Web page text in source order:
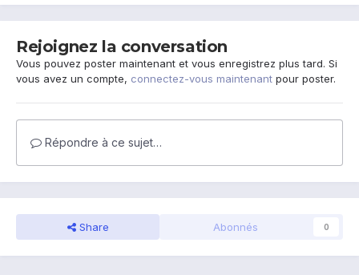
Rejoignez la conversation
Vous pouvez poster maintenant et vous enregistrez plus tard. Si
vous avez un compte, connectez-vous maintenant pour poster.
Répondre à ce sujet…
Share Abonnés 0